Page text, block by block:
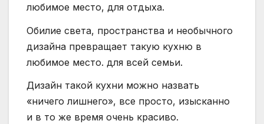
любимое место, для отдыха.
Обилие света, пространства и необычного
дизайна превращает такую кухню в
любимое место. для всей семьи.
Дизайн такой кухни можно назвать
«ничего лишнего», все просто, изысканно
и в то же время очень красиво.